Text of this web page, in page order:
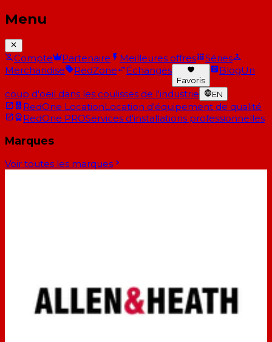
Menu
Compte Partenaire Meilleures offres
Séries
Merchandise
RedZone Échanges
Favoris
BlogUn
coup d'oeil dans les coulisses de l'industrie EN
RedOne LocationLocation d'équipement de qualité
RedOne PROServices d'installations professionnelles
Marques
Voir toutes les marques